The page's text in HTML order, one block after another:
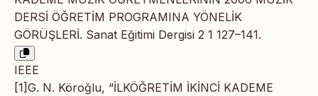
DERSİ ÖĞRETİM PROGRAMINA YÖNELİK
GÖRÜŞLERİ. Sanat Eğitimi Dergisi 2 1 127–141.
IEEE
[1]G. N. Köroğlu, “İLKÖĞRETİM İKİNCİ KADEME